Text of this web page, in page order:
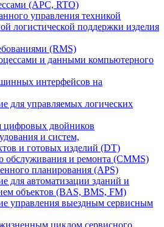
(APC, RTO)
управления техникой
логистической поддержки изделия
(RMS)
и данными компьютерного
интерфейсов на
для управляемых логических
цифровых двойников
и систем,
и готовых изделий (DT)
обслуживания и ремонта (CMMS)
планирования (APS)
для автоматизации зданий и
объектов (BAS, BMS, FM)
управления выездным сервисным
циклом сервисного